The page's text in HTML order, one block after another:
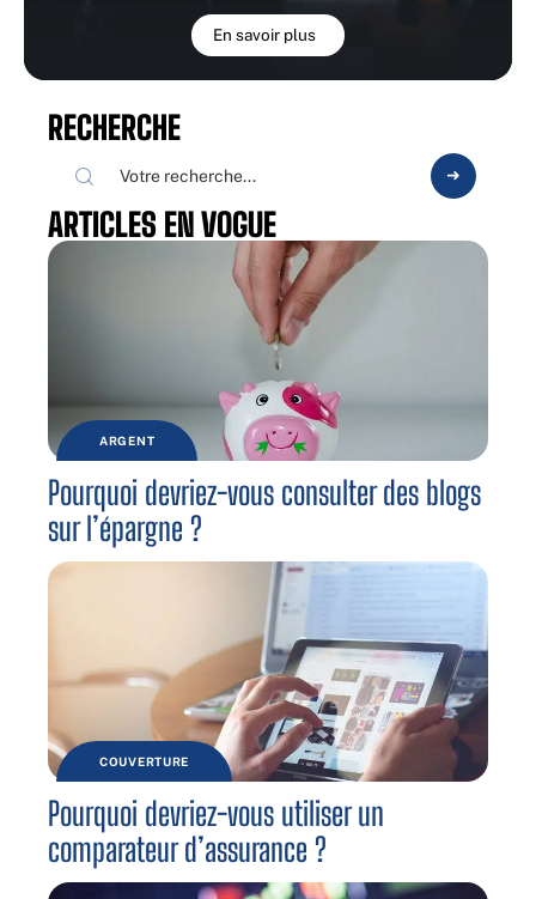
En savoir plus
RECHERCHE
ARTICLES EN VOGUE
ARGENT
Pourquoi devriez-vous consulter des blogs
sur l’épargne ?
COUVERTURE
Pourquoi devriez-vous utiliser un
comparateur d’assurance ?